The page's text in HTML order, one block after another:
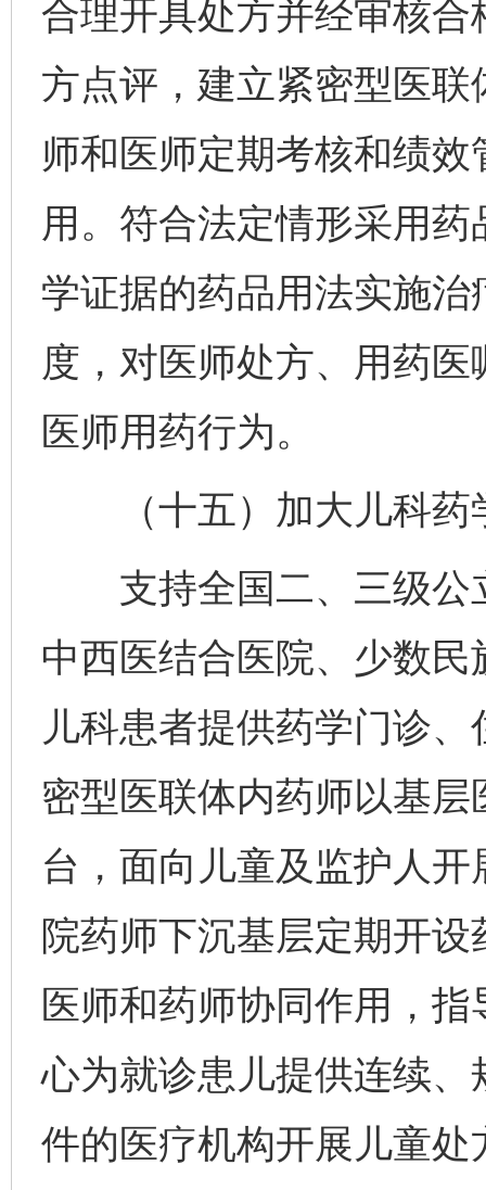
合理开具处方并经审核
方点评，建立紧密型医
师和医师定期考核和绩
用。符合法定情形采用
学证据的药品用法实施
度，对医师处方、用药
医师用药行为。
（十五）加大儿科药
支持全国二、三级公
中西医结合医院、少数
儿科患者提供药学门诊
密型医联体内药师以基
台，面向儿童及监护人
院药师下沉基层定期开
医师和药师协同作用，
心为就诊患儿提供连续
件的医疗机构开展儿童